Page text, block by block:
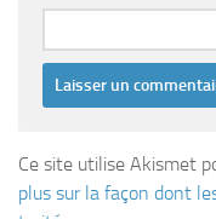
Ce site utilise Akismet
plus sur la façon dont